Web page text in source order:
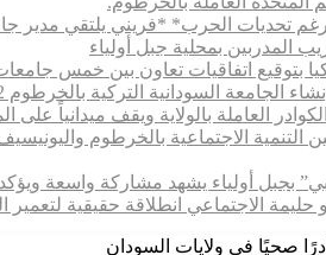
تحديات الحرب* *فريني يلتقي مدير
بتوقيع اتفاقيات تعاون بين خمس
السودانية التركية بالخرطوم 2. وزيرا التعليم
العاملة بالولاية ويقف ميدانياً على
التنمية الاجتماعية بالخرطوم
بجبل أولياء يشهد مشاركة واسعة
الاجتماعي انطلاقة حقيقية لتعمير